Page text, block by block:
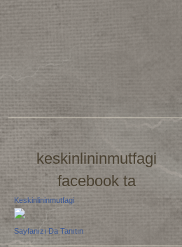
keskinlininmutfagi
facebook ta
Keskinlininmutfagi
Sayfanızı Da Tanıtın